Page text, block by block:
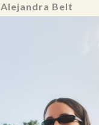
Alejandra Belt